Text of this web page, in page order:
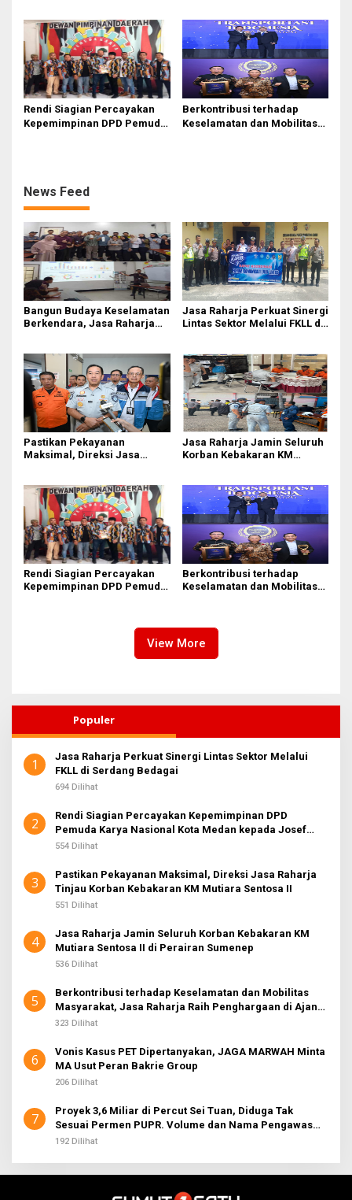
Kebakaran KM Mutiara
Sentosa II
Perairan Sumenep
Rendi Siagian Percayakan
Kepemimpinan DPD Pemuda
Berkontribusi terhadap
Keselamatan dan Mobilitas
News Feed
Bangun Budaya Keselamatan
Berkendara, Jasa Raharja
Jasa Raharja Perkuat Sinergi
Lintas Sektor Melalui FKLL di
Pastikan Pekayanan
Maksimal, Direksi Jasa
Sentosa II
Jasa Raharja Jamin Seluruh
Korban Kebakaran KM
Rendi Siagian Percayakan
Kepemimpinan DPD Pemuda
Berkontribusi terhadap
Keselamatan dan Mobilitas
Awards 2026
View More
Populer
1
Jasa Raharja Perkuat Sinergi Lintas Sektor Melalui
FKLL di Serdang Bedagai
694 Dilihat
2
Rendi Siagian Percayakan Kepemimpinan DPD
Pemuda Karya Nasional Kota Medan kepada Josef
Sembiring
554 Dilihat
3
Pastikan Pekayanan Maksimal, Direksi Jasa Raharja
Tinjau Korban Kebakaran KM Mutiara Sentosa II
551 Dilihat
4
Jasa Raharja Jamin Seluruh Korban Kebakaran KM
Mutiara Sentosa II di Perairan Sumenep
536 Dilihat
5
Berkontribusi terhadap Keselamatan dan Mobilitas
Masyarakat, Jasa Raharja Raih Penghargaan di Ajang
Transportasi Indonesia Awards 2026
323 Dilihat
6
Vonis Kasus PET Dipertanyakan, JAGA MARWAH Minta
MA Usut Peran Bakrie Group
206 Dilihat
7
Proyek 3,6 Miliar di Percut Sei Tuan, Diduga Tak
Sesuai Permen PUPR. Volume dan Nama Pengawas
Tidak Tercantum di Papan Informasi
192 Dilihat